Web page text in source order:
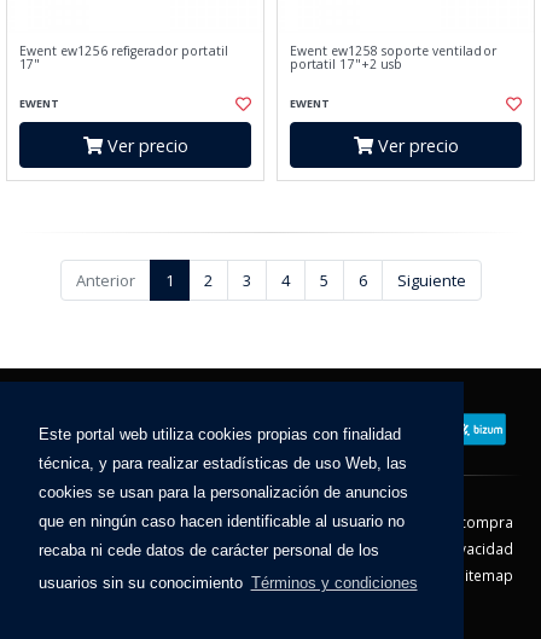
Este portal web utiliza cookies propias con finalidad
técnica, y para realizar estadísticas de uso Web, las
cookies se usan para la personalización de anuncios
que en ningún caso hacen identificable al usuario no
recaba ni cede datos de carácter personal de los
usuarios sin su conocimiento Términos y condiciones
Ewent ew1256 refigerador portatil
17"
EWENT
Ver precio
Ewent ew1258 soporte ventilador
portatil 17"+2 usb
EWENT
Ver precio
Anterior 1 2 3 4 5 6 Siguiente
Contacto Aviso Legal
Condiciones de compra
Política de envíos
Política de devolución
Política de Privacidad
Política de Cookies
Sitemap